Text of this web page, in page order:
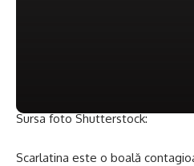
Sursa foto Shutterstock:
Scarlatina este o boală